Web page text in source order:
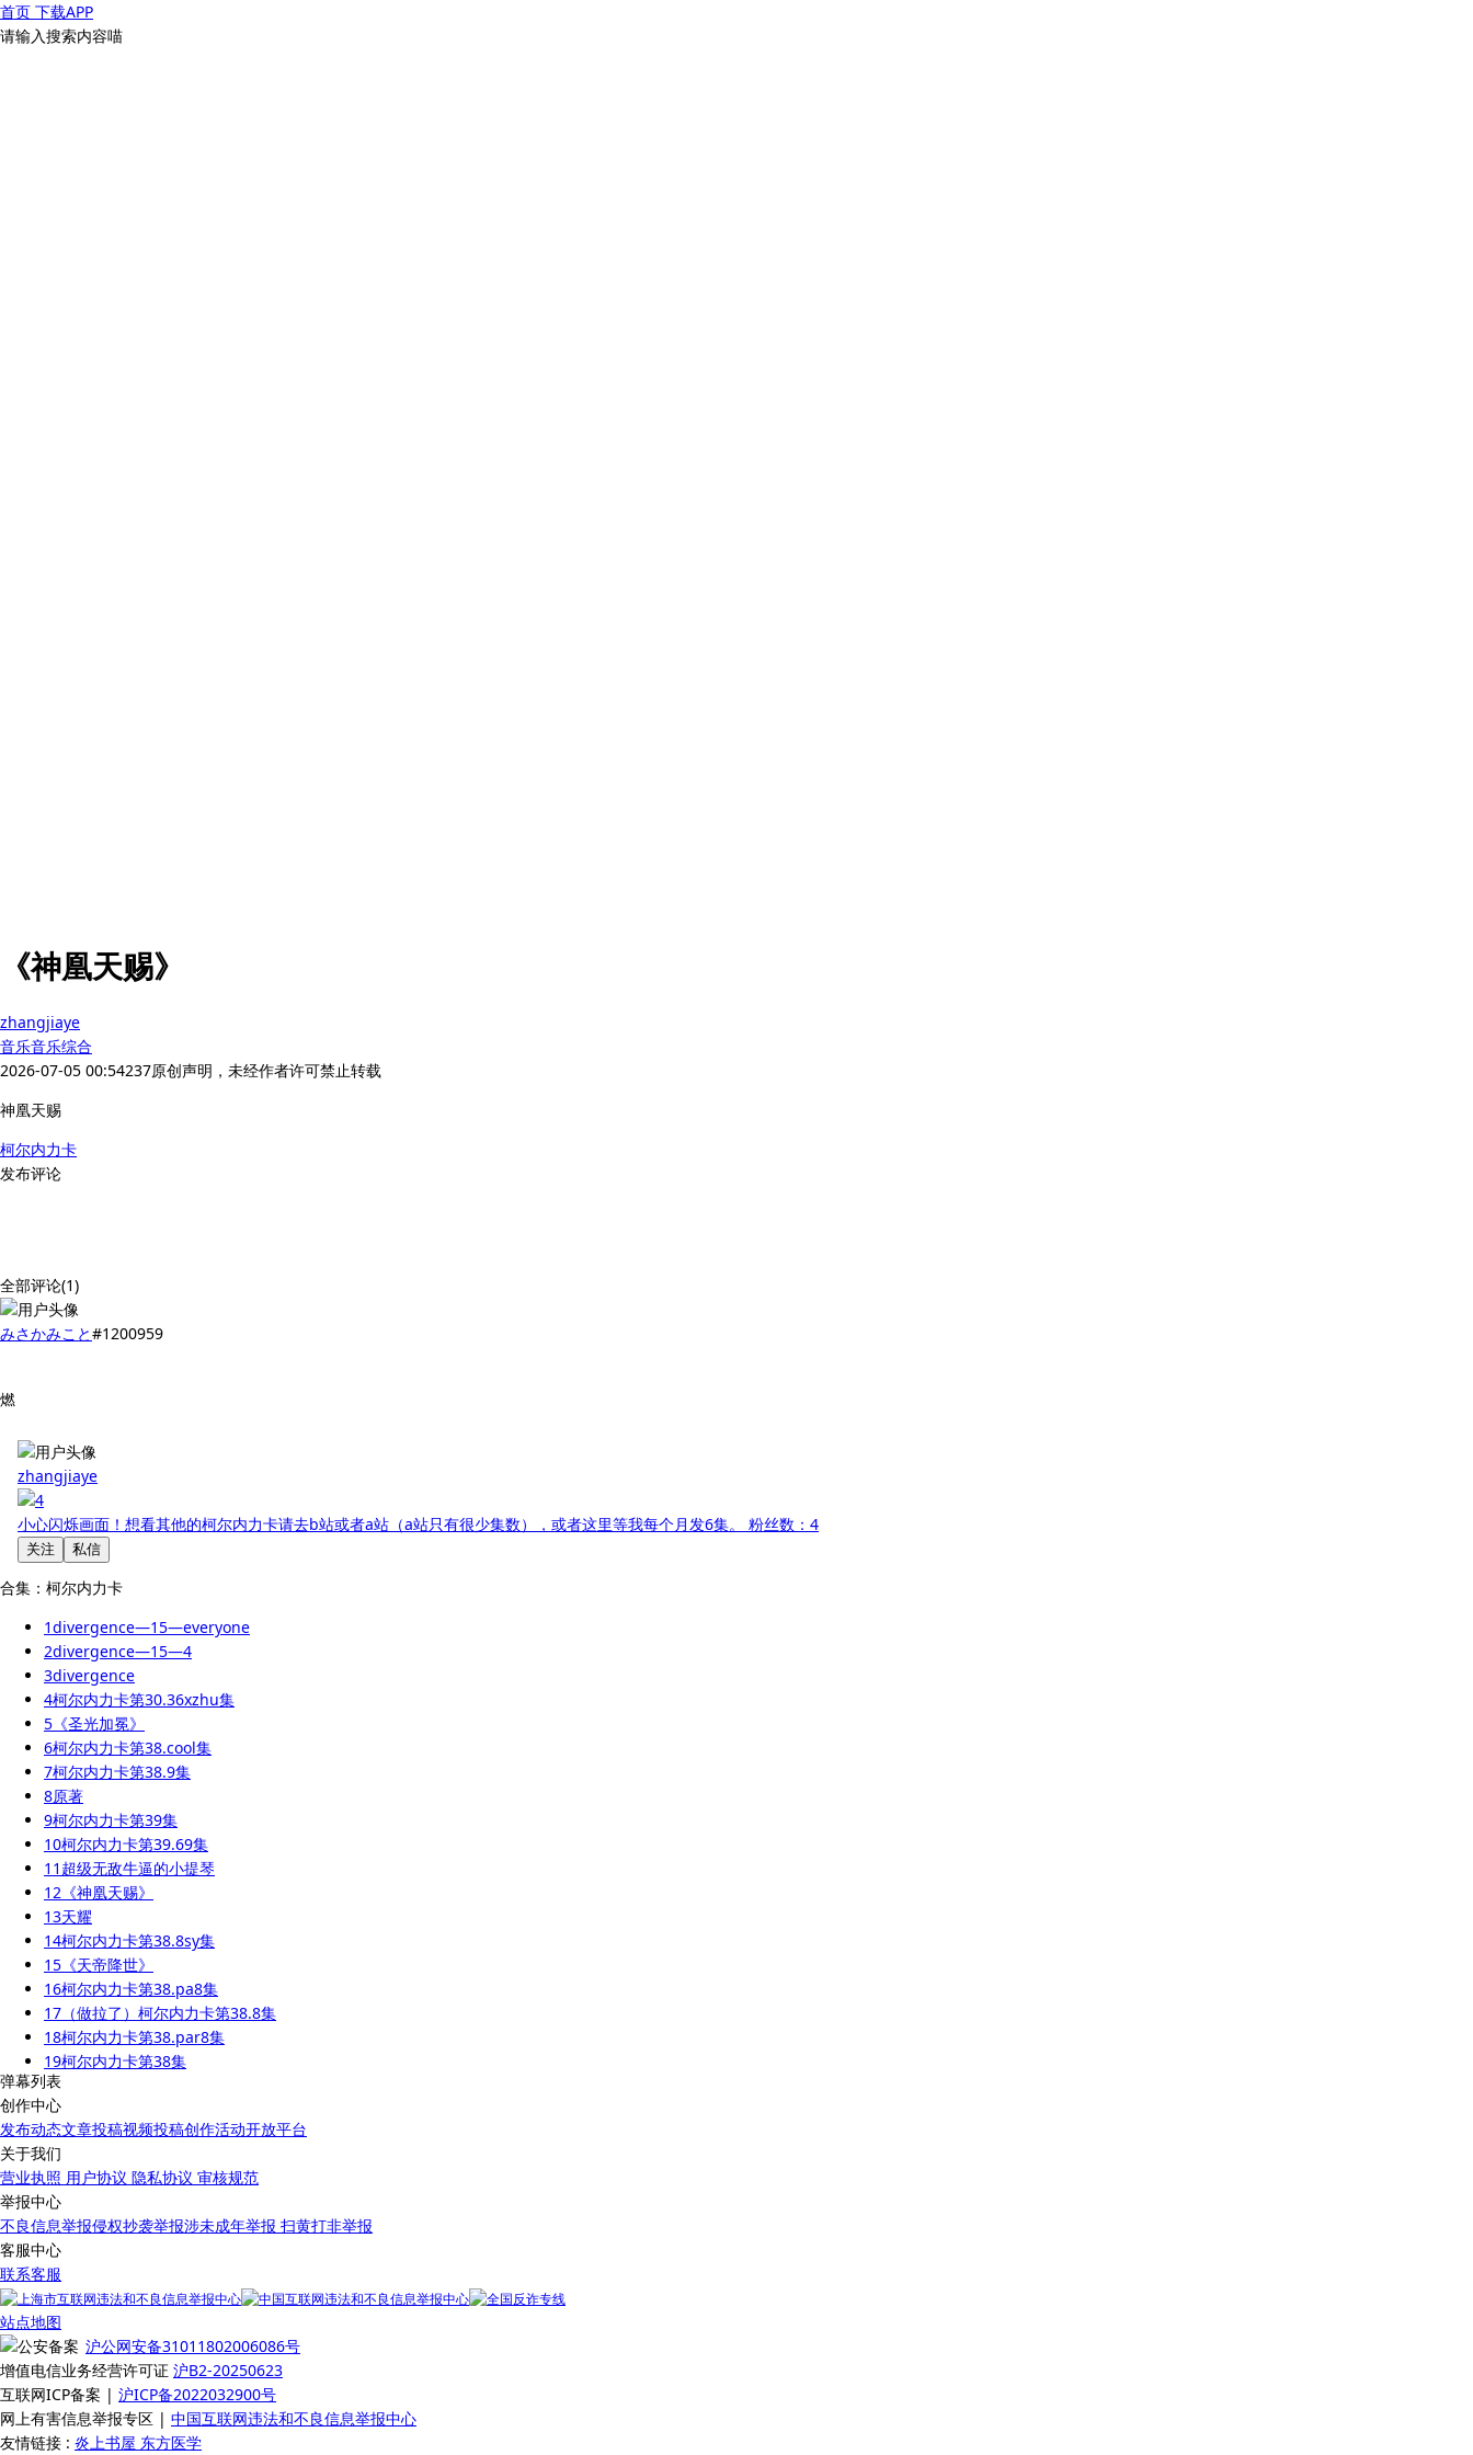
首页 下载APP
请输入搜索内容喵
《神凰天赐》
zhangjiaye
音乐音乐综合
2026-07-05 00:54237原创声明，未经作者许可禁止转载
神凰天赐
柯尔内力卡
发布评论
全部评论(1)
みさかみこと#1200959
燃
zhangjiaye
小心闪烁画面！想看其他的柯尔内力卡请去b站或者a站（a站只有很少集数），或者这里等我每个月发6集。 粉丝数：4
关注 私信
合集：柯尔内力卡
1divergence—15—everyone
2divergence—15—4
3divergence
4柯尔内力卡第30.36xzhu集
5 《圣光加冕》
6柯尔内力卡第38.cool集
7柯尔内力卡第38.9集
8原著
9柯尔内力卡第39集
10柯尔内力卡第39.69集
11 超级无敌牛逼的小提琴
12 《神凰天赐》
13天耀
14柯尔内力卡第38.8sy集
15 《天帝降世》
16柯尔内力卡第38.pa8集
17 （做拉了）柯尔内力卡第38.8集
18柯尔内力卡第38.par8集
19柯尔内力卡第38集
20
21
22《运转乾坤间》
23
24柯尔内力卡第30.50f集（2）(1)
25
26柯尔内力卡第36.992029829345集
27
28
29（闪烁画面！！）柯尔内力卡第36.920292集
30
31柯尔内力卡第36.99202集
32柯尔内力卡第36.9920集
33柯尔内力卡第36.99202934500集
34柯尔内力卡第36.992集
35 柯尔内力卡第36集（剪的有点尴尬）
弹幕列表
创作中心
发布动态文章投稿视频投稿创作活动开放平台
关于我们
营业执照 用户协议 隐私协议 审核规范
举报中心
不良信息举报侵权抄袭举报涉未成年举报 扫黄打非举报
客服中心
联系客服
站点地图
沪公网安备31011802006086号
增值电信业务经营许可证 沪B2-20250623
互联网ICP备案 | 沪ICP备2022032900号
网上有害信息举报专区 | 中国互联网违法和不良信息举报中心
友情链接 : 炎上书屋 东方医学